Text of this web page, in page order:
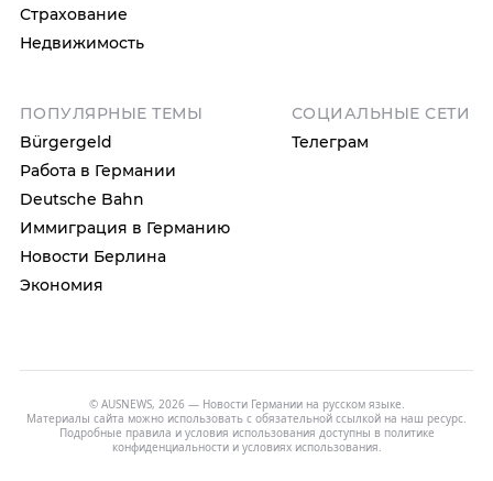
Страхование
Недвижимость
ПОПУЛЯРНЫЕ ТЕМЫ
Bürgergeld
Работа в Германии
Deutsche Bahn
Иммиграция в Германию
Новости Берлина
Экономия
СОЦИАЛЬНЫЕ СЕТИ
Телеграм
© AUSNEWS, 2026 — Новости Германии на русском языке.
Материалы сайта можно использовать с обязательной ссылкой на наш ресурс.
Подробные правила и условия использования доступны в политике
конфиденциальностии условиях использования.